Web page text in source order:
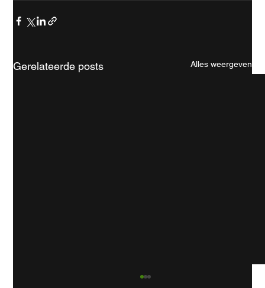
Gerelateerde posts Alles weergeven